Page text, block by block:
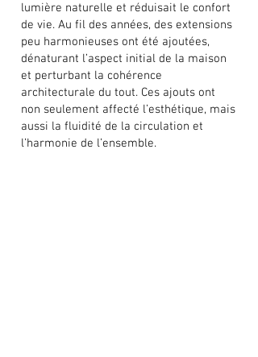
lumière naturelle et réduisait le confort
de vie. Au fil des années, des extensions
peu harmonieuses ont été ajoutées,
dénaturant l’aspect initial de la maison
et perturbant la cohérence
architecturale du tout. Ces ajouts ont
non seulement affecté l’esthétique, mais
aussi la fluidité de la circulation et
l’harmonie de l’ensemble.